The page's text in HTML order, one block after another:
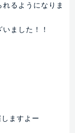
るようになりま
ました！！
ますよー